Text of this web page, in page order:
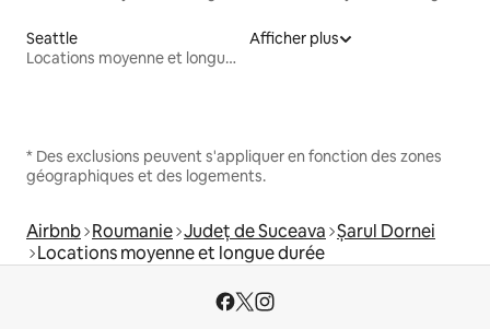
Seattle
Locations moyenne et longue durée
Afficher plus
* Des exclusions peuvent s'appliquer en fonction des zones
géographiques et des logements.
Airbnb Roumanie Județ de Suceava Șarul Dornei
Locations moyenne et longue durée